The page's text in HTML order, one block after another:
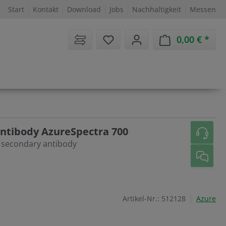
Start Kontakt Download Jobs Nachhaltigkeit Messen
Sie haben 0 Artikel auf dem
0,00 €
AzureSpectra 700
antibody
Artikel-Nr.: 512128 Azure